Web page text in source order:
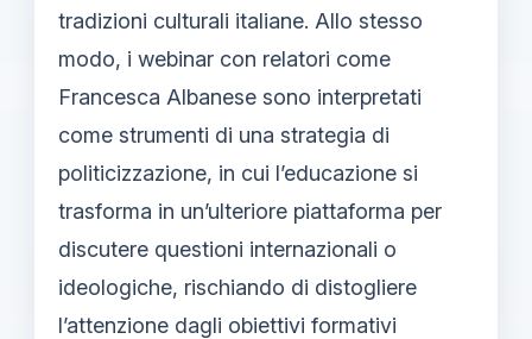
tradizioni culturali italiane. Allo stesso
modo, i webinar con relatori come
Francesca Albanese sono interpretati
come strumenti di una strategia di
politicizzazione, in cui l’educazione si
trasforma in un’ulteriore piattaforma per
discutere questioni internazionali o
ideologiche, rischiando di distogliere
l’attenzione dagli obiettivi formativi